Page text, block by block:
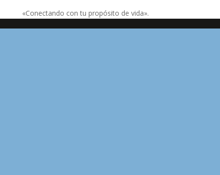
«Conectando con tu propósito de vida».